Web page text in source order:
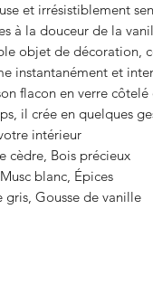
et irrésistiblement
à la douceur de la
objet de décoration,
instantanément et
flacon en verre
il crée en quelques
intérieur.
cèdre, Bois précieux
blanc, Épices
gris, Gousse de vanille